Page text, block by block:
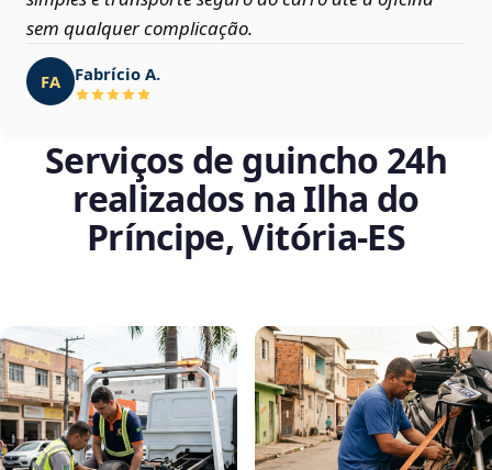
sem qualquer complicação.
FA Fabrício A.
Serviços de guincho 24h
realizados na Ilha do
Príncipe, Vitória‑ES